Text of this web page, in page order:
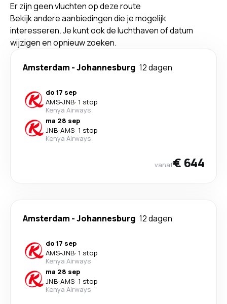
Er zijn geen vluchten op deze route
Bekijk andere aanbiedingen die je mogelijk
interesseren. Je kunt ook de luchthaven of datum
wijzigen en opnieuw zoeken.
Amsterdam -Johannesburg 12 dagen
do 17 sep
AMS-JNB· 1 stop
Kenya Airways
ma 28 sep
JNB-AMS· 1 stop
Kenya Airways
vanaf€ 644
Amsterdam -Johannesburg 12 dagen
do 17 sep
AMS-JNB· 1 stop
Kenya Airways
ma 28 sep
JNB-AMS· 1 stop
Kenya Airways